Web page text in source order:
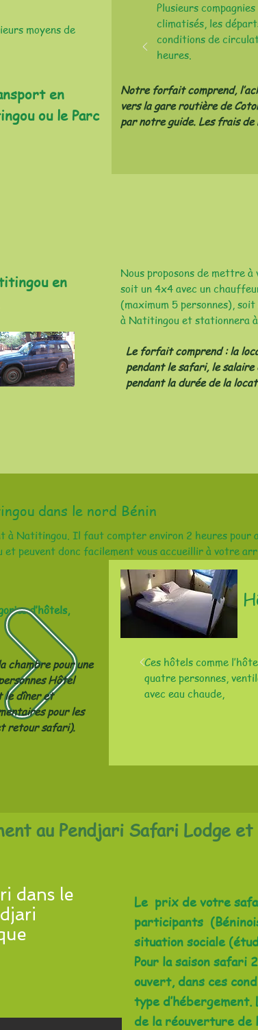
moyens de
en
ou le Parc
Plusieurs
climatisés, les
conditions de
heures.
Notre forfait comprend,
vers la gare routière de
par notre guide. Les frais
en
Nous proposons de mettre
soit un 4x4 avec un
(maximum 5 personnes),
à Natitingou et stationnera
Le forfait comprend : la
pendant le safari, le
pendant la durée de la
dans le nord Bénin
à Natitingou. Il faut compter environ 2 heures pour
peuvent donc facilement vous accueillir à votre
d’hôtels,
chambre pour une
Hôtel
le dîner et
pour les
retour safari).
Ces hôtels comme
quatre personnes,
avec eau chaude,
au Pendjari Safari Lodge
dans le
Le prix de votre
participants
situation sociale
Pour la saison safari
ouvert, dans ces
type
de la réouverture de